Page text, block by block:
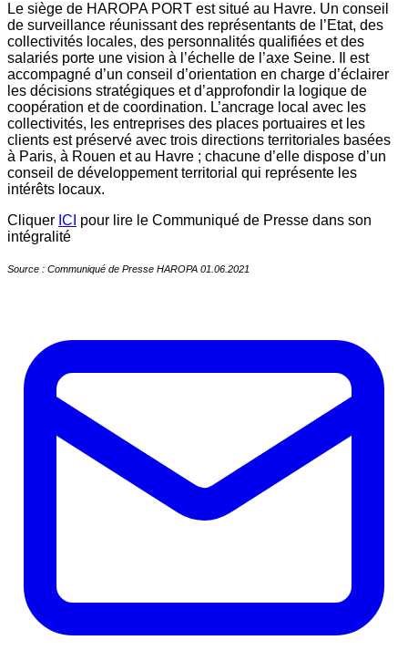
Le siège de HAROPA PORT est situé au Havre. Un conseil
de surveillance réunissant des représentants de l’Etat, des
collectivités locales, des personnalités qualifiées et des
salariés porte une vision à l’échelle de l’axe Seine. Il est
accompagné d’un conseil d’orientation en charge d’éclairer
les décisions stratégiques et d’approfondir la logique de
coopération et de coordination. L’ancrage local avec les
collectivités, les entreprises des places portuaires et les
clients est préservé avec trois directions territoriales basées
à Paris, à Rouen et au Havre ; chacune d’elle dispose d’un
conseil de développement territorial qui représente les
intérêts locaux.
Cliquer ICI pour lire le Communiqué de Presse dans son
intégralité
Source : Communiqué de Presse HAROPA 01.06.2021